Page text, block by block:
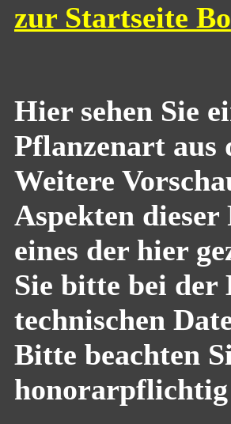
zur Startseite
Hier sehen Sie
Pflanzenart aus
Weitere
Aspekten
eines der hier
Sie bitte bei der
technischen
Bitte beachten